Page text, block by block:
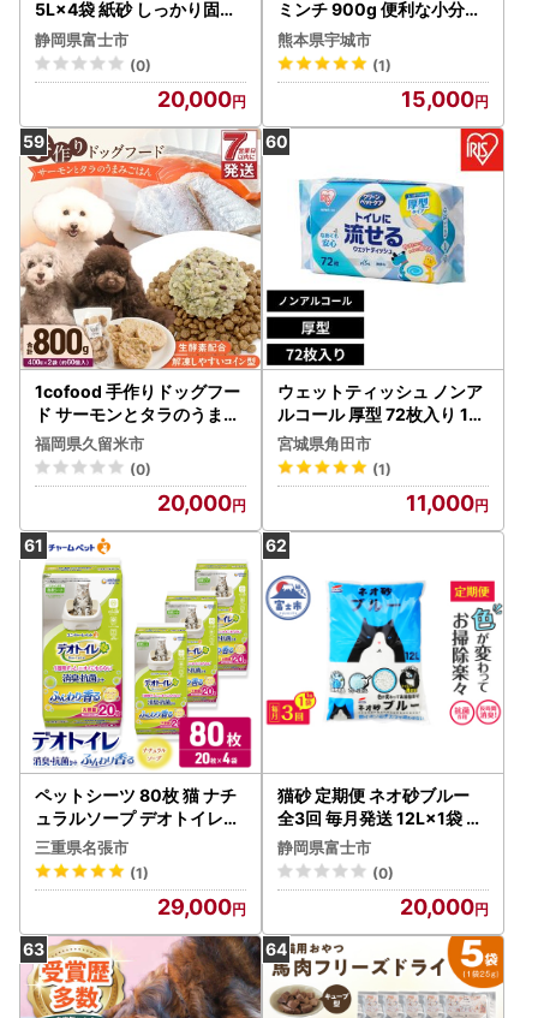
5L×4袋 紙砂 しっかり固ま
る 燃えるゴミ 水洗トイレ使
用不可 消臭 ニャン 猫 ネコ
ねこ まとめ買い ペット用
消耗 衛生 防災 備蓄 日本製
国産 SDGs サノテック 静岡
富士市 [sf024-017]
静岡県富士市
(0)
20,000
ミンチ 900g 便利な小分け
20パック入り
熊本県宇城市
(1)
15,000
1cofood 手作りドッグフー
ド サーモンとタラのうまみ
ごはん 400g×2袋 〔Pf016
〕
福岡県久留米市
(0)
20,000
ウェットティッシュ ノンア
ルコール 厚型 72枚入り 10
パック ウエットティッシュ
ペット用 厚手 無香料 流せ
る トイレに流せる 消臭剤配
合 NPWT 厚め ふんわり 散
歩 トイレ 掃除 しっかり拭
ける 舐めても安心 アイリス
オーヤマ 宮城県 角田市
宮城県角田市
(1)
11,000
ペットシーツ 80枚 猫 ナチ
ュラルソープ デオトイレ消
臭・抗菌シート ペットシー
ツ
三重県名張市
(1)
29,000
猫砂 定期便 ネオ砂ブルー
全3回 毎月発送 12L×1袋 環
境に優しい 再生紙 色が変わ
る 後処理簡単 銀イオン ト
イレに流せる しっかり固ま
る 抗菌 長時間消臭 燃やせ
る お掃除楽々 ペット用品
静岡県 富士市 [sf002-469
]
静岡県富士市
(0)
20,000